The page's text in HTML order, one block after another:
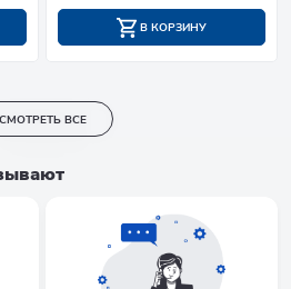
В КОРЗИНУ
СМОТРЕТЬ ВСЕ